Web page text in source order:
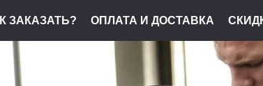
ЗАКАЗАТЬ? ОПЛАТА И ДОСТАВКА